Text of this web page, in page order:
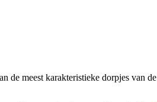
de meest karakteristieke dorpjes van de